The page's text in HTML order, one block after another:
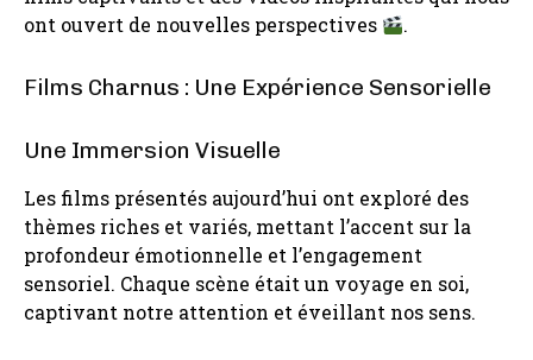
ont ouvert de nouvelles perspectives
.
Films Charnus : Une Expérience Sensorielle
Une Immersion Visuelle
Les films présentés aujourd’hui ont exploré des
thèmes riches et variés, mettant l’accent sur la
profondeur émotionnelle et l’engagement
sensoriel. Chaque scène était un voyage en soi,
captivant notre attention et éveillant nos sens.